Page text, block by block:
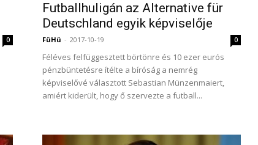
0
Futballhuligán az Alternative für
Deutschland egyik képviselője
FüHü - 2017-10-19 0
Féléves felfüggesztett börtönre és 10 ezer eurós
pénzbüntetésre ítélte a bíróság a nemrég
képviselővé választott Sebastian Münzenmaiert,
amiért kiderült, hogy ő szervezte a futball...